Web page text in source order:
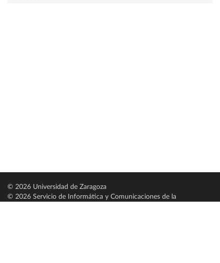
© 2026 Universidad de Zaragoza
© 2026 Servicio de Informática y Comunicaciones de la